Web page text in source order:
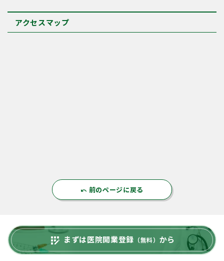
アクセスマップ
undo 前のページに戻る
app_registration まずは医院開業登録 （無料） から